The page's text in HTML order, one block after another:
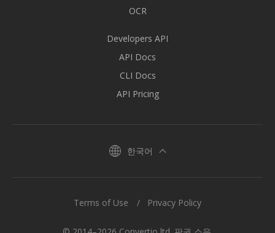
OCR
Developers API
API Docs
CLI Docs
API Pricing
한국어
Terms of Use Privacy Policy